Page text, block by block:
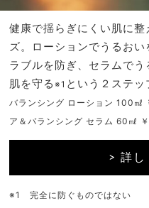
健康で揺らぎにくい肌に
ズ。ローションでうるお
ラブルを防ぎ、セラムで
肌を守る ※1 という２ステッ
バランシング ローション 100
ア＆バランシング セラム 60㎖
> 詳し
※1 完全に防ぐものではない